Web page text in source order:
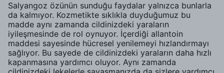
Salyangoz özünün sunduğu faydalar yalnızca bunlarla
da kalmıyor. Kozmetikte sıklıkla duyduğumuz bu
madde aynı zamanda cildinizdeki yaraların
iyileşmesinde de rol oynuyor. İçerdiği allantoin
maddesi sayesinde hücresel yenilemeyi hızlandırmayı
sağlıyor. Bu sayede de cildinizdeki yaraların daha hızlı
kapanmasına yardımcı oluyor. Aynı zamanda